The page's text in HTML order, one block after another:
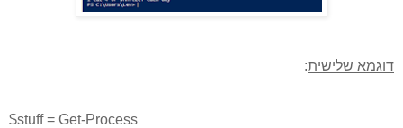
דוגמא שלישית:
$stuff = Get-Process